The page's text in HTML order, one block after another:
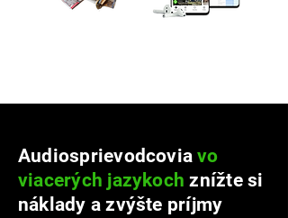
Audiosprievodcovia vo
viacerých jazykochznížte si
náklady a zvýšte príjmy